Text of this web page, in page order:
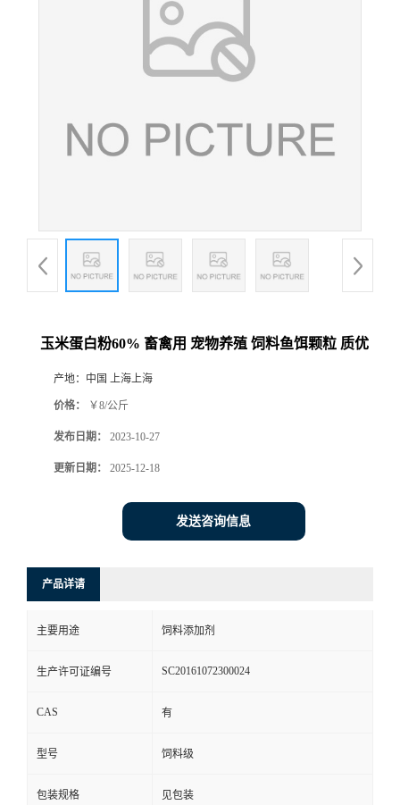
玉米蛋白粉60% 畜禽用 宠物养殖 饲料鱼饵颗粒 质优
产地： 中国 上海上海
价格： ￥8/公斤
发布日期： 2023-10-27
更新日期： 2025-12-18
发送咨询信息
产品详请
主要用途 饲料添加剂
生产许可证编号 SC20161072300024
CAS 有
型号 饲料级
包装规格 见包装